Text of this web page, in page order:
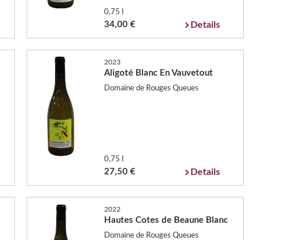
0,75 l
34,00 € Details
2023
Aligoté Blanc En Vauvetout
Domaine de Rouges Queues
0,75 l
27,50 € Details
2022
Hautes Cotes de Beaune Blanc
Domaine de Rouges Queues